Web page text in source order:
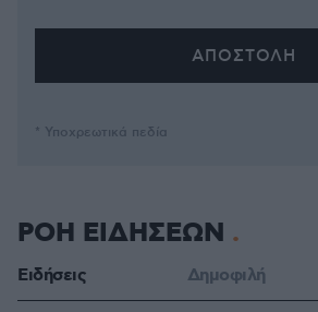
* Υποχρεωτικά πεδία
ΡΟΗ ΕΙΔΗΣΕΩΝ
Ειδήσεις Δημοφιλή